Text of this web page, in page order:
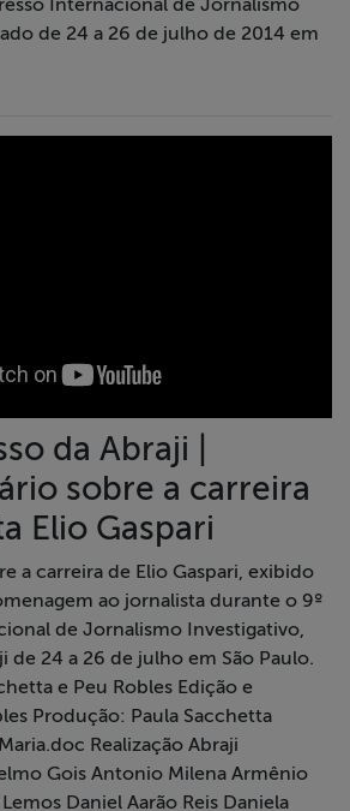
Internacional de Jornalismo
de 24 a 26 de julho de 2014 em
da Abraji |
sobre a carreira
Elio Gaspari
a carreira de Elio Gaspari, exibido
ao jornalista durante o 9º
de Jornalismo Investigativo,
de 24 a 26 de julho em São Paulo.
e Peu Robles Edição e
Produção: Paula Sacchetta
Realização Abraji
Gois Antonio Milena Armênio
Daniel Aarão Reis Daniela